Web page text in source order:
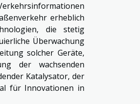
erheblich
die stetig
Überwachung
solcher Geräte,
der wachsenden
Katalysator, der
für Innovationen in